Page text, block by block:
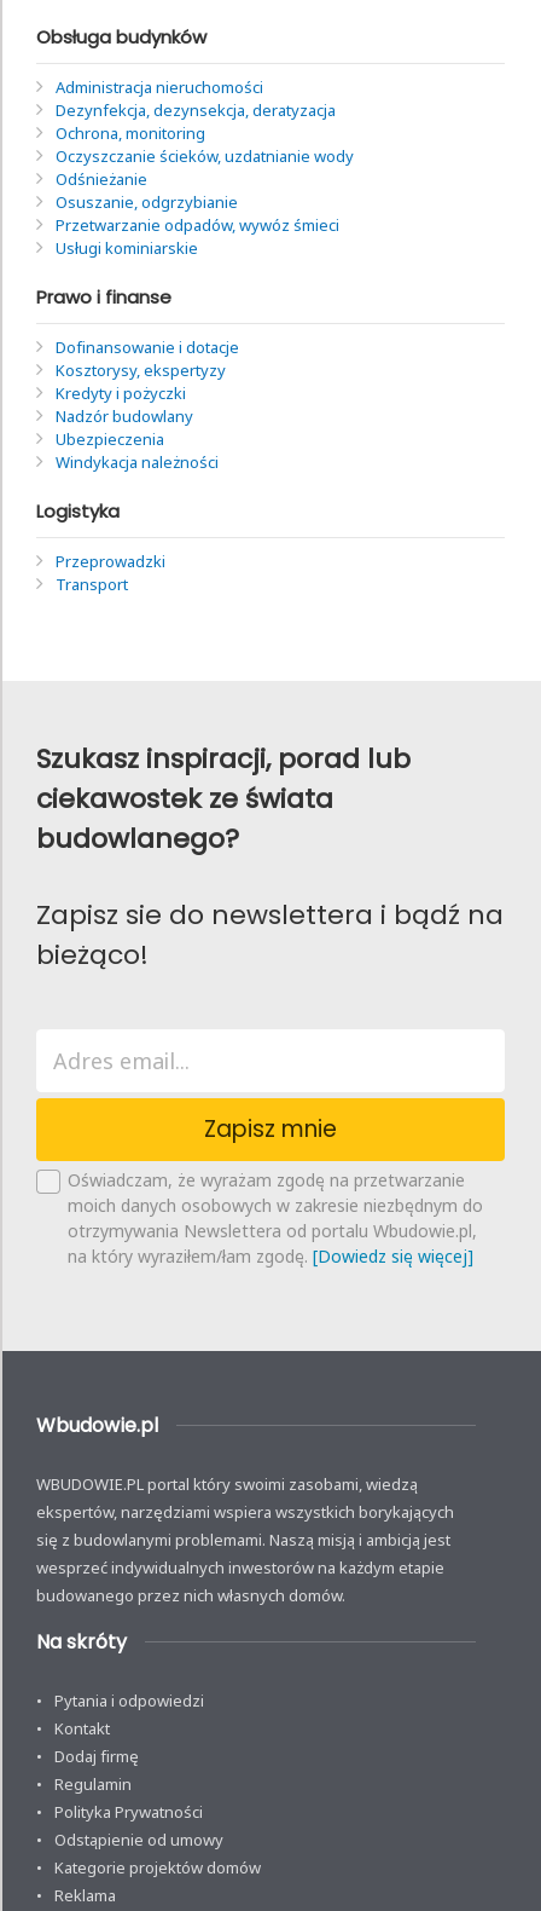
Obsługa budynków
Administracja nieruchomości
Dezynfekcja, dezynsekcja, deratyzacja
Ochrona, monitoring
Oczyszczanie ścieków, uzdatnianie wody
Odśnieżanie
Osuszanie, odgrzybianie
Przetwarzanie odpadów, wywóz śmieci
Usługi kominiarskie
Prawo i finanse
Dofinansowanie i dotacje
Kosztorysy, ekspertyzy
Kredyty i pożyczki
Nadzór budowlany
Ubezpieczenia
Windykacja należności
Logistyka
Przeprowadzki
Transport
Szukasz inspiracji, porad lub
ciekawostek ze świata
budowlanego?
Zapisz sie do newslettera i bądź na
bieżąco!
Zapisz mnie
Oświadczam, że wyrażam zgodę na przetwarzanie
moich danych osobowych w zakresie niezbędnym do
otrzymywania Newslettera od portalu Wbudowie.pl,
na który wyraziłem/łam zgodę. [Dowiedz się więcej]
Wbudowie.pl
WBUDOWIE.PL portal który swoimi zasobami, wiedzą
ekspertów, narzędziami wspiera wszystkich borykających
się z budowlanymi problemami. Naszą misją i ambicją jest
wesprzeć indywidualnych inwestorów na każdym etapie
budowanego przez nich własnych domów.
Na skróty
Pytania i odpowiedzi
Kontakt
Dodaj firmę
Regulamin
Polityka Prywatności
Odstąpienie od umowy
Kategorie projektów domów
Reklama